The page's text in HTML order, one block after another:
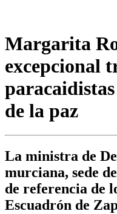
Margarita
excepcional
de la paz
La ministra de
murciana, sede
de referencia de
Escuadrón de